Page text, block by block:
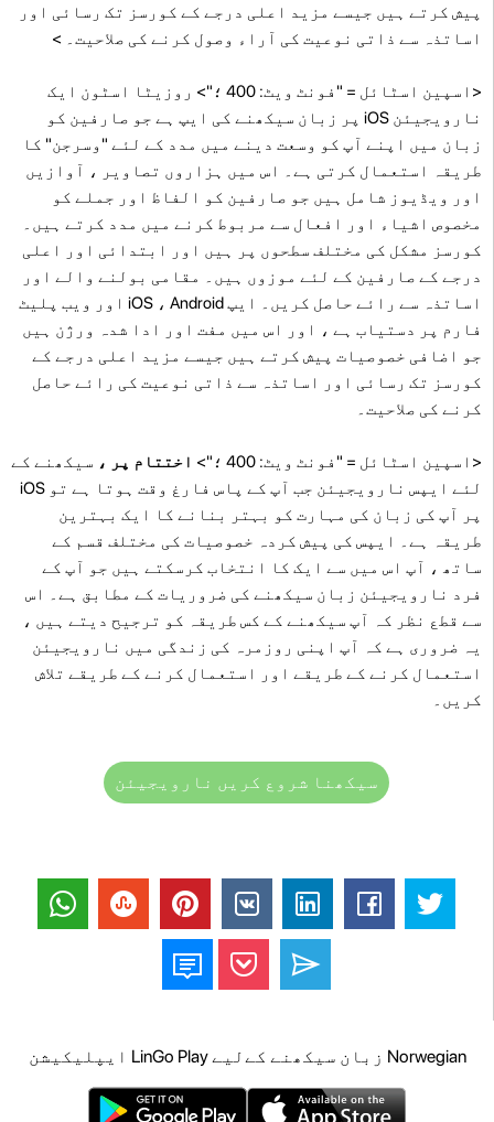
پیش کرتے ہیں جیسے مزید اعلی درجے کے کورسز تک رسائی اور
اساتذہ سے ذاتی نوعیت کی آراء وصول کرنے کی صلاحیت۔ >
<اسپین اسٹائل = "فونٹ ویٹ: 400 ؛"> روزیٹا اسٹون ایک
نارویجیئن iOS پر زبان سیکھنے کی ایپ ہے جو صارفین کو
زبان میں اپنے آپ کو وسعت دینے میں مدد کے لئے "وسرجن" کا
طریقہ استعمال کرتی ہے۔ اس میں ہزاروں تصاویر ، آوازیں
اور ویڈیوز شامل ہیں جو صارفین کو الفاظ اور جملے کو
مخصوص اشیاء اور افعال سے مربوط کرنے میں مدد کرتے ہیں۔
کورسز مشکل کی مختلف سطحوں پر ہیں اور ابتدائی اور اعلی
درجے کے صارفین کے لئے موزوں ہیں۔ مقامی بولنے والے اور
اساتذہ سے رائے حاصل کریں۔ ایپ iOS ، Android اور ویب پلیٹ
فارم پر دستیاب ہے ، اور اس میں مفت اور ادا شدہ ورژن ہیں
جو اضافی خصوصیات پیش کرتے ہیں جیسے مزید اعلی درجے کے
کورسز تک رسائی اور اساتذہ سے ذاتی نوعیت کی رائے حاصل
کرنے کی صلاحیت۔
<اسپین اسٹائل = "فونٹ ویٹ: 400 ؛"> اختتام پر ، سیکھنے کے
لئے ایپس نارویجیئن جب آپ کے پاس فارغ وقت ہوتا ہے تو iOS
پر آپ کی زبان کی مہارت کو بہتر بنانے کا ایک بہترین
طریقہ ہے۔ ایپس کی پیش کردہ خصوصیات کی مختلف قسم کے
ساتھ ، آپ اس میں سے ایک کا انتخاب کرسکتے ہیں جو آپ کے
فرد نارویجیئن زبان سیکھنے کی ضروریات کے مطابق ہے۔ اس
سے قطع نظر کہ آپ سیکھنے کے کس طریقہ کو ترجیح دیتے ہیں ،
یہ ضروری ہے کہ آپ اپنی روزمرہ کی زندگی میں نارویجیئن
استعمال کرنے کے طریقے اور استعمال کرنے کے طریقے تلاش
کریں۔
سیکھنا شروع کریں نارویجیئن
Norwegian زبان سیکھنے کےلیے LinGo Play ایپلیکیشن